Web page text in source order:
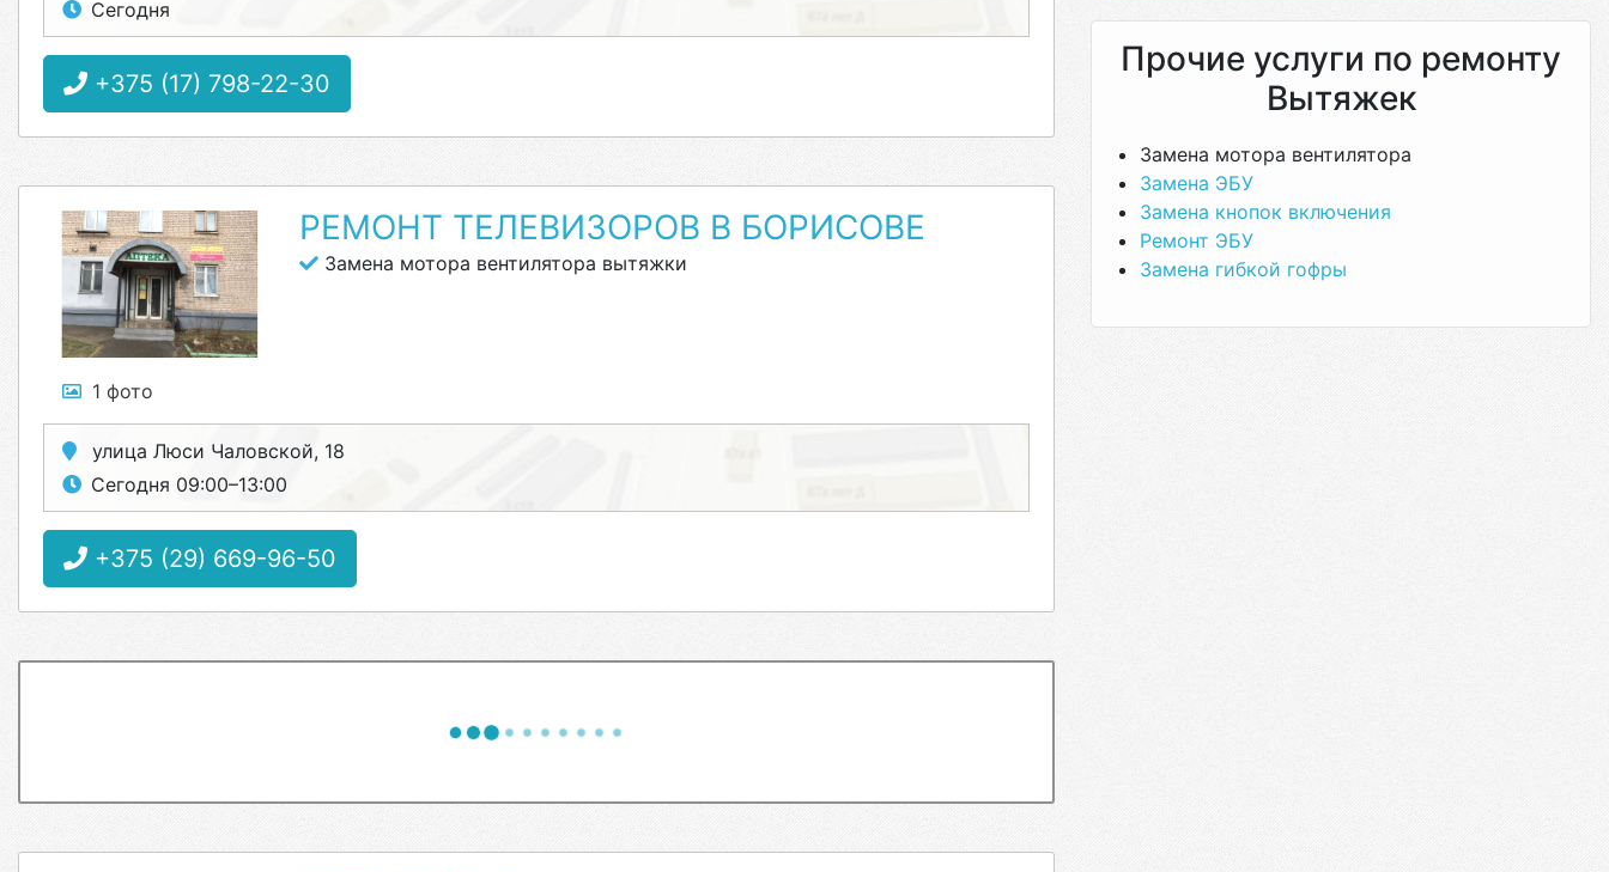
Сегодня
+375 (17) 798-22-30
1 фото
РЕМОНТ ТЕЛЕВИЗОРОВ В БОРИСОВЕ
Замена мотора вентилятора вытяжки
улица Люси Чаловской, 18
Сегодня 09:00–13:00
+375 (29) 669-96-50
Прочие услуги по ремонту
Вытяжек
Замена мотора вентилятора
Замена ЭБУ
Замена кнопок включения
Ремонт ЭБУ
Замена гибкой гофры